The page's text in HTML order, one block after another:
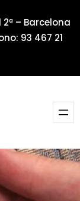
– Barcelona
93 467 21